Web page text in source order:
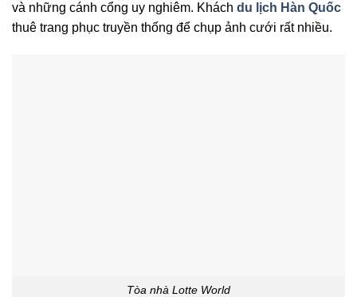
và những cánh cổng uy nghiêm. Khách du lịch Hàn Quốc
thuê trang phục truyền thống để chụp ảnh cưới rất nhiều.
Tòa nhà Lotte World